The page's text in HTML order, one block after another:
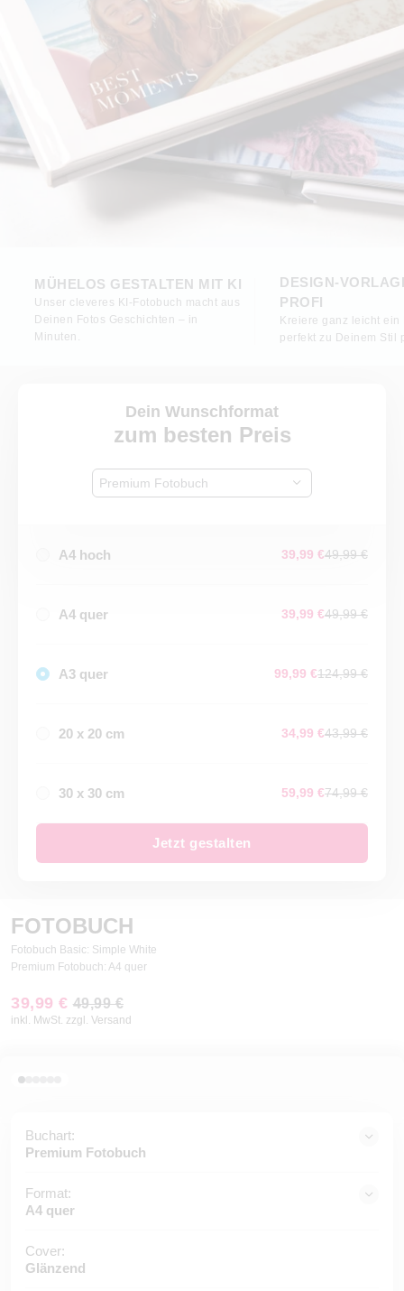
MÜHELOS GESTALTEN MIT KI
Unser cleveres KI-Fotobuch macht aus
Deinen Fotos Geschichten – in
Minuten.
DESIGN-
PROFI
Kreiere ganz leicht ein
perfekt zu Deinem Stil
Dein Wunschformat
zum besten Preis
Premium Fotobuch
A4 hoch 39,99 €49,99 €
A4 quer 39,99 €49,99 €
A3 quer 99,99 €124,99 €
20 x 20 cm 34,99 €43,99 €
30 x 30 cm 59,99 €74,99 €
Jetzt gestalten
FOTOBUCH
Fotobuch Basic: Simple White
Premium Fotobuch: A4 quer
39,99 € 49,99 €
inkl. MwSt. zzgl. Versand
Buchart:
Premium Fotobuch
Format:
A4 quer
Cover:
Glänzend